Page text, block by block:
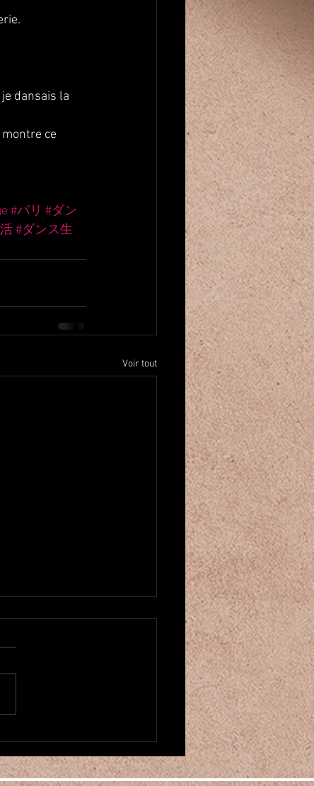
dansais la
ce
#パリ #ダン
#ダンス生
Voir tout
créneau pour cours de danse
ベリーダンスクラスが
は！もう2025年も残り
曜の20時からと土曜の16
らです。 もしお時間があ
越しください♪ 現在6月の